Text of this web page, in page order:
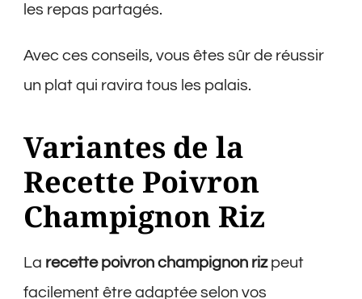
les repas partagés.
Avec ces conseils, vous êtes sûr de réussir
un plat qui ravira tous les palais.
Variantes de la
Recette Poivron
Champignon Riz
La recette poivron champignon rizpeut
facilement être adaptée selon vos